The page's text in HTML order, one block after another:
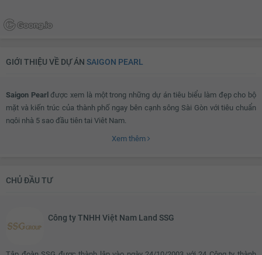
GIỚI THIỆU VỀ DỰ ÁN SAIGON PEARL
Saigon Pearlđược xem là một trong những dự án tiêu biểu làm đẹp cho bộ
mặt và kiến trúc của thành phố ngay bên cạnh sông Sài Gòn với tiêu chuẩn
ngôi nhà 5 sao đầu tiên tại Việt Nam.
Liên cấp Wellspring Sài Gòn, hệ thống trường học chuẩn quốc tế, dịch vụ
Xem thêm
CHỦ ĐẦU TƯ
Công ty TNHH Việt Nam Land SSG